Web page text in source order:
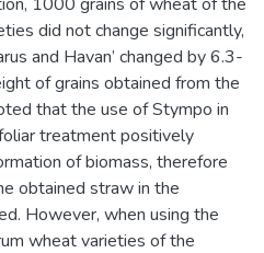
did not change significantly,
and Havan’ changed by 6.3-
of grains obtained from the
that the use of Stympo in
treatment positively
of biomass, therefore
obtained straw in the
However, when using the
wheat varieties of the